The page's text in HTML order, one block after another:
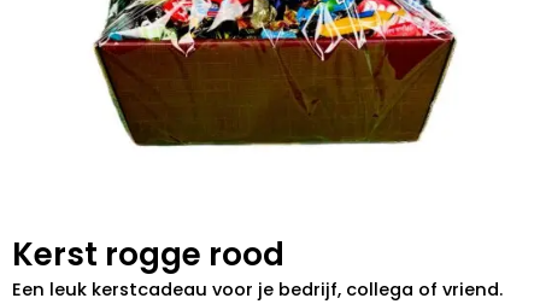
Kerst rogge rood
Een leuk kerstcadeau voor je bedrijf, collega of vriend.